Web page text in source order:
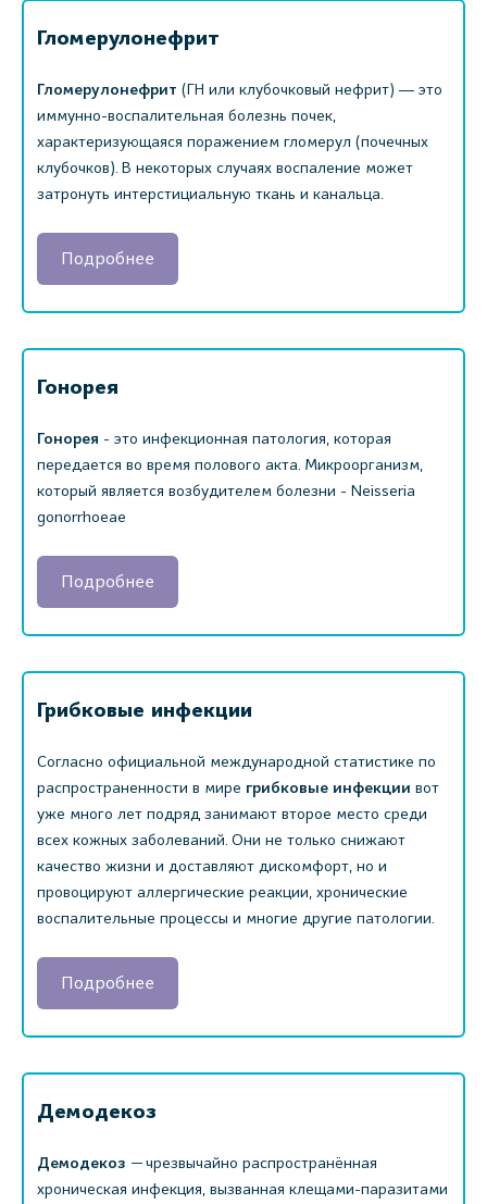
Гломерулонефрит
Гломерулонефрит (ГН или клубочковый нефрит) ― это
иммунно-воспалительная болезнь почек,
характеризующаяся поражением гломерул (почечных
клубочков). В некоторых случаях воспаление может
затронуть интерстициальную ткань и канальца.
Подробнее
Гонорея
Гонорея - это инфекционная патология, которая
передается во время полового акта. Микроорганизм,
который является возбудителем болезни - Neisseria
gonorrhoeae
Подробнее
Грибковые инфекции
Согласно официальной международной статистике по
распространенности в мире грибковые инфекции вот
уже много лет подряд занимают второе место среди
всех кожных заболеваний. Они не только снижают
качество жизни и доставляют дискомфорт, но и
провоцируют аллергические реакции, хронические
воспалительные процессы и многие другие патологии.
Подробнее
Демодекоз
Демодекоз — чрезвычайно распространённая
хроническая инфекция, вызванная клещами-паразитами